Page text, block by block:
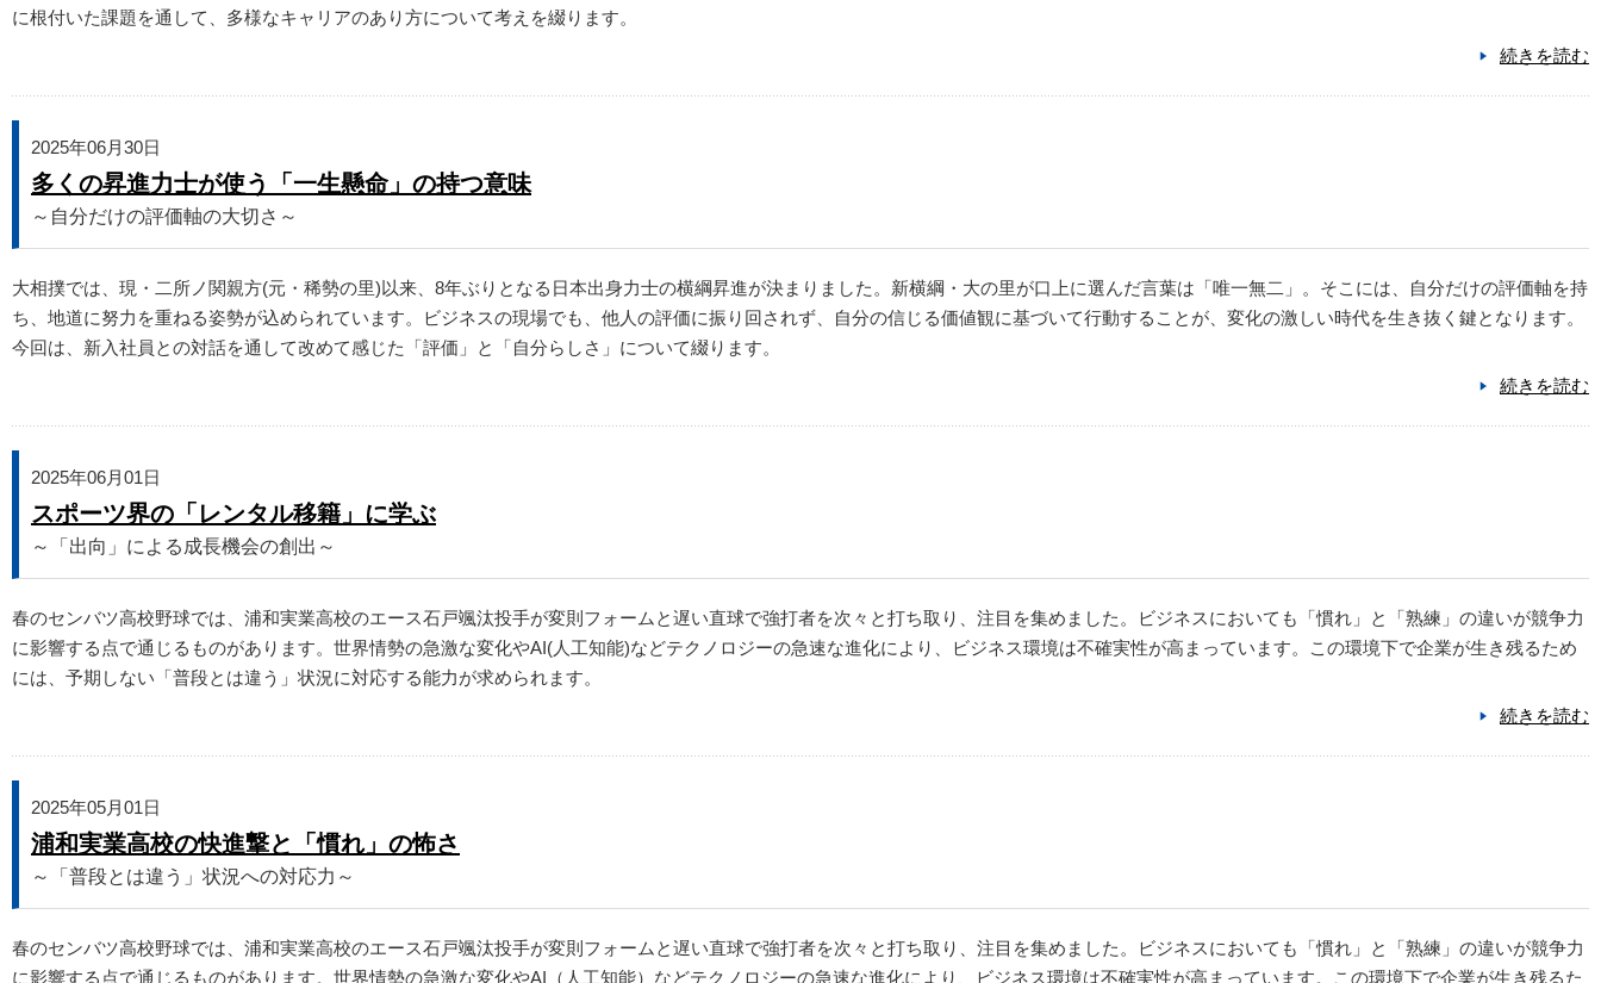
に根付いた課題を通して、多様なキャリアのあり方について考えを綴ります。
続きを読む
2025年06月30日
多くの昇進力士が使う「一生懸命」の持つ意味
～自分だけの評価軸の大切さ～
大相撲では、現・二所ノ関親方(元・稀勢の里)以来、8年ぶりとなる日本出身力士の横綱昇進が決まりました。新横綱・大の里が口上に選んだ言葉は「唯一無二」。そこには、自分だけの評価軸を持
ち、地道に努力を重ねる姿勢が込められています。ビジネスの現場でも、他人の評価に振り回されず、自分の信じる価値観に基づいて行動することが、変化の激しい時代を生き抜く鍵となります。
今回は、新入社員との対話を通して改めて感じた「評価」と「自分らしさ」について綴ります。
続きを読む
2025年06月01日
スポーツ界の「レンタル移籍」に学ぶ
～「出向」による成長機会の創出～
春のセンバツ高校野球では、浦和実業高校のエース石戸颯汰投手が変則フォームと遅い直球で強打者を次々と打ち取り、注目を集めました。ビジネスにおいても「慣れ」と「熟練」の違いが競争力
に影響する点で通じるものがあります。世界情勢の急激な変化やAI(人工知能)などテクノロジーの急速な進化により、ビジネス環境は不確実性が高まっています。この環境下で企業が生き残るため
には、予期しない「普段とは違う」状況に対応する能力が求められます。
続きを読む
2025年05月01日
浦和実業高校の快進撃と「慣れ」の怖さ
～「普段とは違う」状況への対応力～
春のセンバツ高校野球では、浦和実業高校のエース石戸颯汰投手が変則フォームと遅い直球で強打者を次々と打ち取り、注目を集めました。ビジネスにおいても「慣れ」と「熟練」の違いが競争力
に影響する点で通じるものがあります。世界情勢の急激な変化やAI（人工知能）などテクノロジーの急速な進化により、ビジネス環境は不確実性が高まっています。この環境下で企業が生き残るた